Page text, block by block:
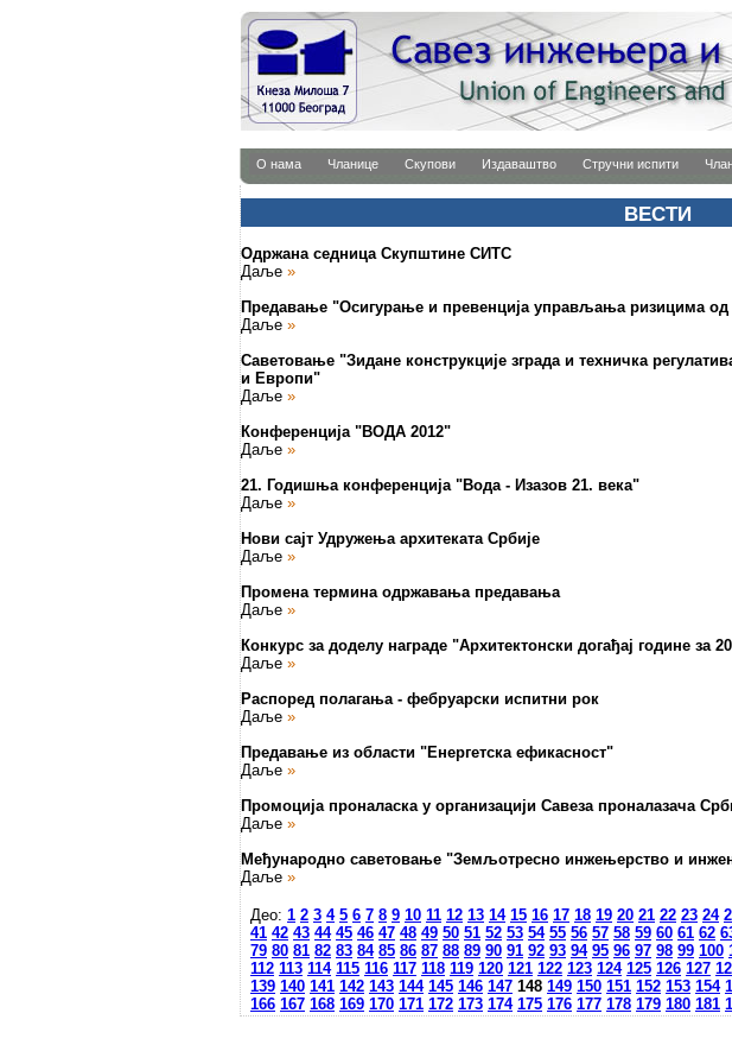
О нама Чланице Скупови Издаваштво Стручни испити
ВЕСТИ
Одржана седница Скупштине СИТС
Даље »
Предавање "Осигурање и превенција управљања ризицима
Даље »
Саветовање "Зидане конструкције зграда и техничка
и Европи"
Даље »
Конференција "ВОДА 2012"
Даље »
21. Годишња конференција "Вода - Изазов 21. века"
Даље »
Нови сајт Удружења архитеката Србије
Даље »
Промена термина одржавања предавања
Даље »
Конкурс за доделу награде "Архитектонски догађај године за
Даље »
Распоред полагања - фебруарски испитни рок
Даље »
Предавање из области "Енергетска ефикасност"
Даље »
Промоција проналаска у организацији Савеза проналазача
Даље »
Међународно саветовање "Земљотресно инжењерство и
Даље »
Део: 1 2 3 4 5 6 7 8 9 10 11 12 13 14 15 16 17 18 19 20 21 22 23 24
41 42 43 44 45 46 47 48 49 50 51 52 53 54 55 56 57 58 59 60 61 62
79 80 81 82 83 84 85 86 87 88 89 90 91 92 93 94 95 96 97 98 99 100
112 113 114 115 116 117 118 119 120 121 122 123 124 125 126 127
139 140 141 142 143 144 145 146 147 148 149 150 151 152 153 154
166 167 168 169 170 171 172 173 174 175 176 177 178 179 180 181